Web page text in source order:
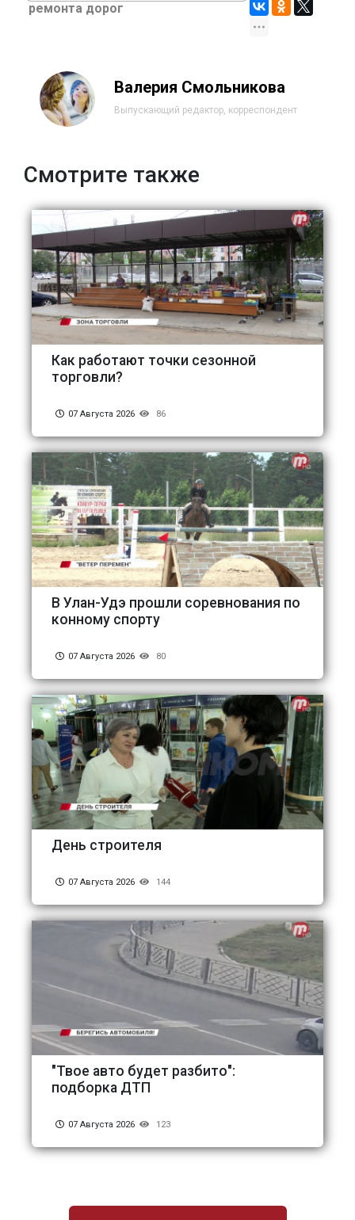
ремонта дорог
Валерия Смольникова
Выпускающий редактор, корреспондент
Смотрите также
Как работают точки сезонной
торговли?
07 Августа 2026 86
В Улан-Удэ прошли соревнования по
конному спорту
07 Августа 2026 80
День строителя
07 Августа 2026 144
"Твое авто будет разбито":
подборка ДТП
07 Августа 2026 123